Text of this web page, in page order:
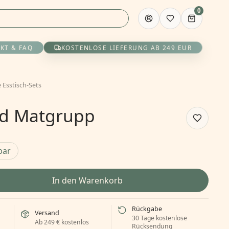
0
& FAQ KOSTENLOSE LIEFERUNG AB 249 EUR
Esstisch-Sets
Matgrupp
In den Warenkorb
Versand
Ab 249 € kostenlos
Rückgabe
30 Tage kostenlose
Rücksendung